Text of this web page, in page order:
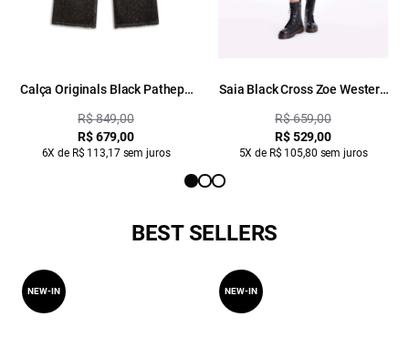
Calça Originals Black Patheph
R$ 849,00
R$ 679,00
6X de R$ 113,17 sem juros
Saia Black Cross Zoe Western
R$ 659,00
R$ 529,00
5X de R$ 105,80 sem juros
BEST SELLERS
NEW-IN NEW-IN